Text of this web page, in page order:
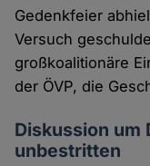
Gedenkfeier
Versuch
großkoalitionäre
der ÖVP, die
Diskussion um
unbestritten